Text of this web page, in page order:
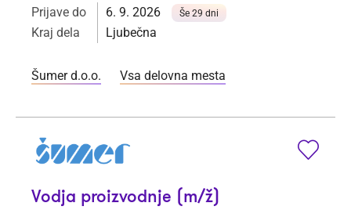
Prijave do 6. 9. 2026 Še 29 dni
Kraj dela Ljubečna
Šumer d.o.o. Vsa delovna mesta
Vodja proizvodnje (m/ž)